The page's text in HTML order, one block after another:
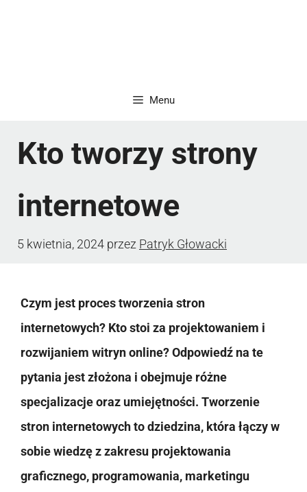
Menu
Kto tworzy strony
internetowe
5 kwietnia, 2024 przez Patryk Głowacki
Czym jest proces tworzenia stron
internetowych? Kto stoi za projektowaniem i
rozwijaniem witryn online? Odpowiedź na te
pytania jest złożona i obejmuje różne
specjalizacje oraz umiejętności. Tworzenie
stron internetowych to dziedzina, która łączy w
sobie wiedzę z zakresu projektowania
graficznego, programowania, marketingu